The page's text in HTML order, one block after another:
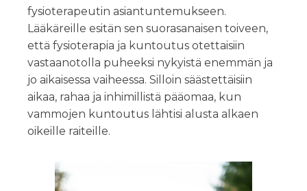
fysioterapeutin asiantuntemukseen.
Lääkäreille esitän sen suorasanaisen toiveen,
että fysioterapia ja kuntoutus otettaisiin
vastaanotolla puheeksi nykyistä enemmän ja
jo aikaisessa vaiheessa. Silloin säästettäisiin
aikaa, rahaa ja inhimillistä pääomaa, kun
vammojen kuntoutus lähtisi alusta alkaen
oikeille raiteille.